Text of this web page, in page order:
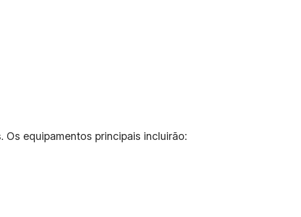
equipamentos principais incluirão: